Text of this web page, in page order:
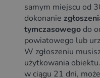
samym miejscu od
dokonanie
tymczasowegodo
powiatowego lub
W zgłoszeniu
użytkowania
w ciągu 21 dni,